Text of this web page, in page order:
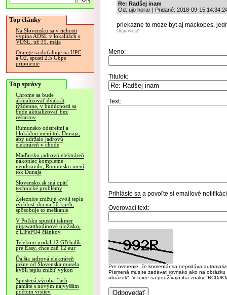
Top články
Na Slovensku sa v tichosti
vypína ADSL v lokalitách s
VDSL, už 31. mája
Orange sa doťahuje na UPC
a O2, spustí 2.5 Gbps
pripojenie
Top správy
Chrome sa bude
aktualizovať dvakrát
týždenne, v budúcnosti sa
bude aktualizovať bez
reštartov
Rumunsko odstrelmi a
blokádou mení tok Dunaja,
aby udržalo jadrovú
elektráreň v chode
Maďarsko jadrovú elektráreň
nakoniec kompletne
neodstavilo, Rumunsko mení
tok Dunaja
Slovensko.sk má opäť
technické problémy
Železnice znižujú kvôli teplu
rýchlosť iba na 50 km/h,
spôsobuje to meškanie
V Poľsku spustili takmer
gigawatthodinové úložisko,
z LiFePO4 článkov
Telekom pridal 12 GB balík
pre Easy, chce zaň 12 eur
Ďalšia jadrová elektráreň
južne od Slovenska musela
kvôli teplu znížiť výkon
Spustená výroba flash
pamäte s novým najvyšším
počtom vrstiev
Re: Radšej inam
Od: ujo horar | Pridané: 2018-09-15
priekazne to moze byt aj mackopes.
Odpovedať
Meno:
Titulok:
Text:
Prihláste sa a povoľte si emailové
Overovací text:
Pre overenie, že komentár sa nepridáva
Písmená musíte zadávať rovnako ako na
obrázok". V texte sa používajú iba znaky